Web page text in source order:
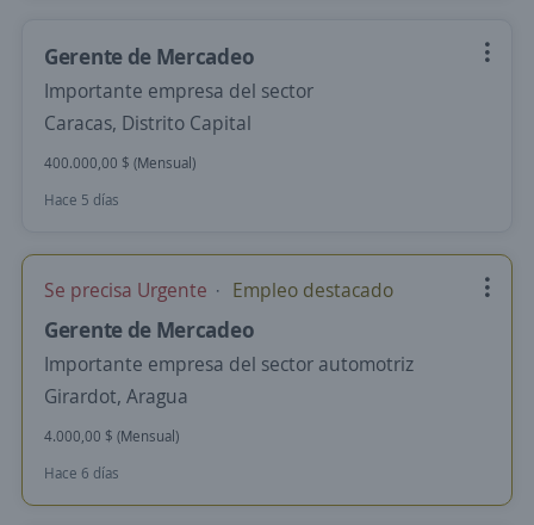
Gerente de Mercadeo
Importante empresa del sector
Caracas, Distrito Capital
400.000,00 $ (Mensual)
Hace 5 días
Se precisa Urgente Empleo destacado
Gerente de Mercadeo
Importante empresa del sector automotriz
Girardot, Aragua
4.000,00 $ (Mensual)
Hace 6 días